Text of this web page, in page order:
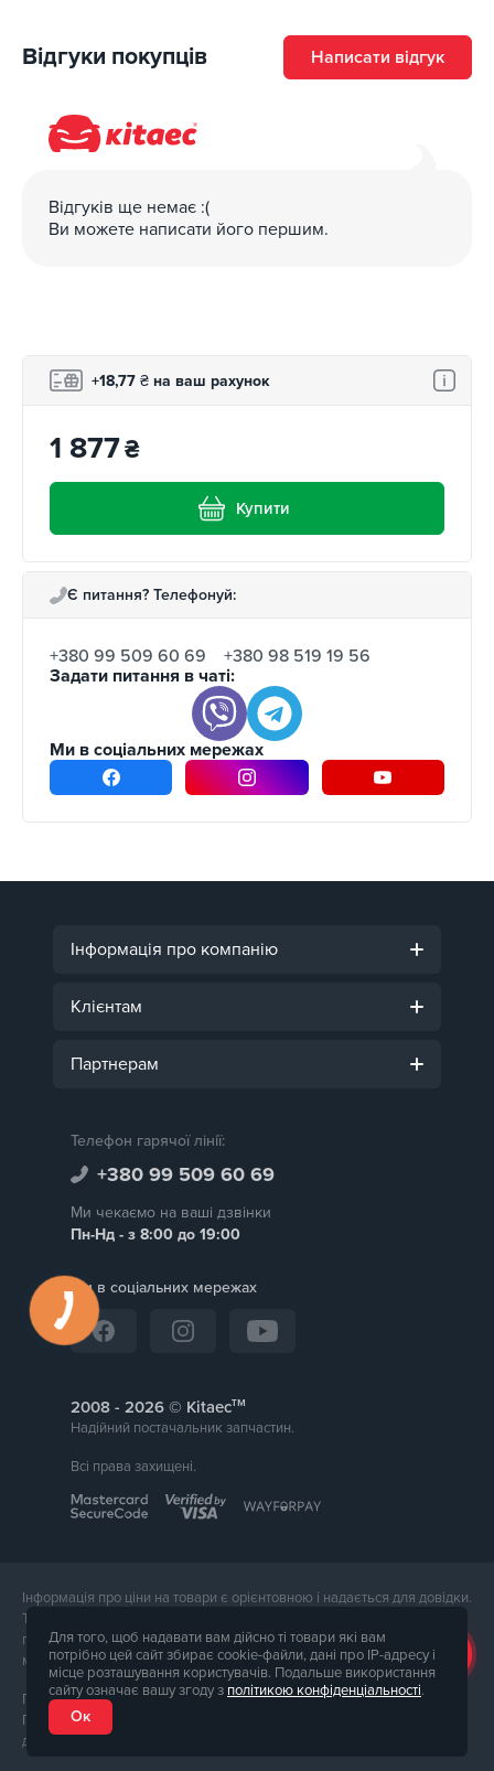
Відгуки покупців Написати відгук
Відгуків ще немає :(
Ви можете написати його першим.
+18,77 ₴ на ваш рахунок
1 877₴
Купити
Є питання? Телефонуй:
+380 99 509 60 69
+380 98 519 19 56
Задати питання в чаті:
Ми в соціальних мережах
Інформація про компанію
Клієнтам
Партнерам
Телефон гарячої лінії:
+380 99 509 60 69
Ми чекаємо на ваші дзвінки
Пн-Нд - з 8:00 до 19:00
Ми в соціальних мережах
2008 - © Kitaecтм
Надійний постачальник запчастин.
Всі права захищені.
Інформація про ціни на товари є орієнтовною і надається для довідки.
Точна вартість товару буде названа менеджером магазину при
підтвердження замовлення. Зовнішній вигляд і комплектація товару
може відрізнятися від його фотографії.
Послуги надає ФОП Тюпа Петро Павлович, ІПН 2770105454.
Політика конфіденційності доступна за
доступна за
Для того, щоб надавати вам дійсно ті товари які вам
потрібно цей сайт збирає cookie-файли, дані про IP-адресу і
місце розташування користувачів. Подальше використання
сайту означає вашу згоду з політикою конфіденціальності.
Ок